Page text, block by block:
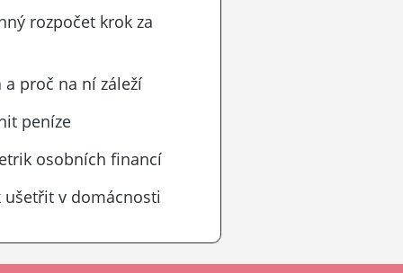
rozpočet krok za
a proč na ní záleží
peníze
osobních financí
ušetřit v domácnosti